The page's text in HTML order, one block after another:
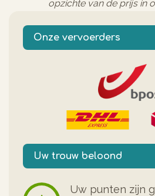
opzichte van de prijs in
Onze vervoerders
Uw trouw beloond
Uw punten zijn